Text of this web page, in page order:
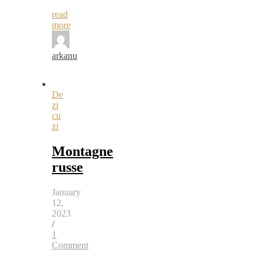
read
more
arkanu
De
zi
cu
zi
Montagne
russe
January
12,
2023
/
1
Comment